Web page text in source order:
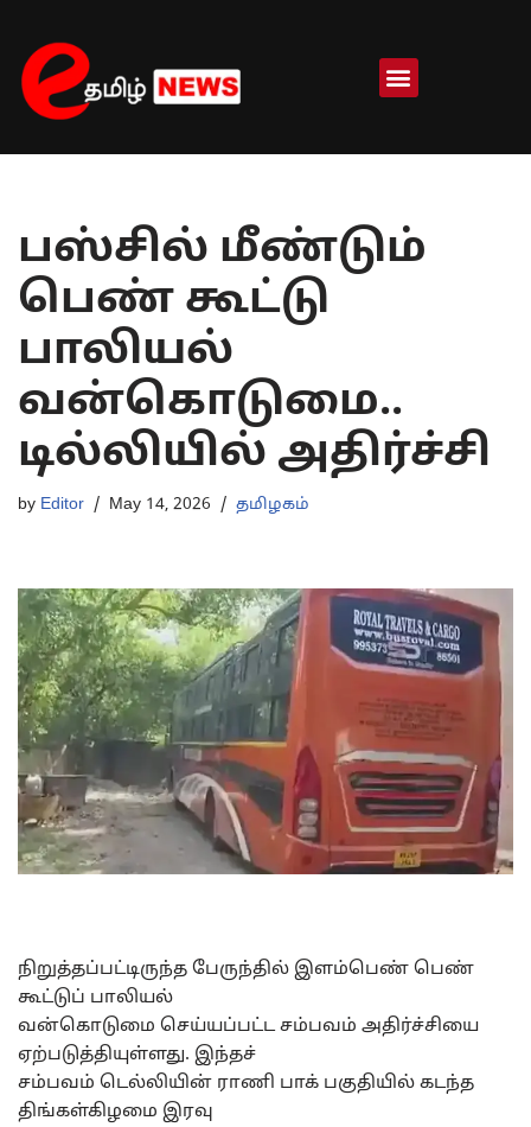
Skip
to
content
பஸ்சில் மீண்டும்
பெண் கூட்டு
பாலியல்
வன்கொடுமை..
டில்லியில் அதிர்ச்சி
by Editor May 14, 2026 தமிழகம்
நிறுத்தப்பட்டிருந்த பேருந்தில் இளம்பெண் பெண்
கூட்டுப் பாலியல்
வன்கொடுமை செய்யப்பட்ட சம்பவம் அதிர்ச்சியை
ஏற்படுத்தியுள்ளது. இந்தச்
சம்பவம் டெல்லியின் ராணி பாக் பகுதியில் கடந்த
திங்கள்கிழமை இரவு